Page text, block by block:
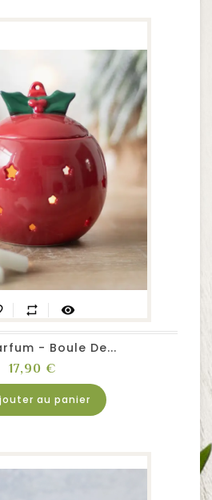
repeat visibility
- Boule De...
Prix
17,90 €
au panier